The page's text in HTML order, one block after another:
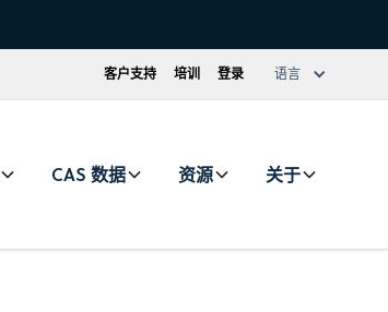
客户支持 培训 登录 语言
CAS 数据 资源 关于